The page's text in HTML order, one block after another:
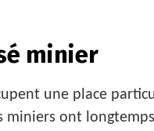
minier
une place
miniers ont longtemps